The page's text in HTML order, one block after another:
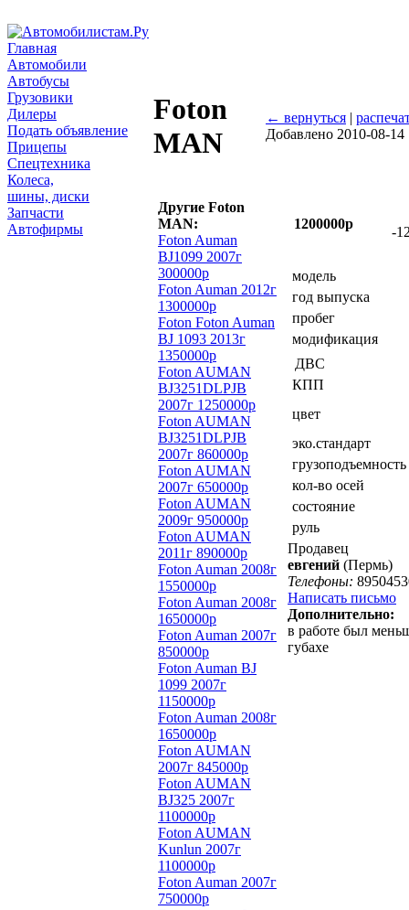
Главная
Автомобили
Автобусы
Грузовики
Дилеры
Подать объявление
Прицепы
Спецтехника
Колеса,
шины, диски
Запчасти
Автофирмы
Foton
MAN
← вернуться |
Добавлено 2010-08-14
Другие Foton
MAN:
Foton Auman
BJ1099 2007г
300000р
Foton Auman 2012г
1300000р
Foton Foton Auman
BJ 1093 2013г
1350000р
Foton AUMAN
BJ3251DLPJB
2007г 1250000р
Foton AUMAN
BJ3251DLPJB
2007г 860000р
Foton AUMAN
2007г 650000р
Foton AUMAN
2009г 950000р
Foton AUMAN
2011г 890000р
Foton Auman 2008г
1550000р
Foton Auman 2008г
1650000р
Foton Auman 2007г
850000р
Foton Auman BJ
1099 2007г
1150000р
Foton Auman 2008г
1650000р
Foton AUMAN
2007г 845000р
Foton AUMAN
BJ325 2007г
1100000р
Foton AUMAN
Kunlun 2007г
1100000р
Foton Auman 2007г
750000р
1200000р
-
модель
год выпуска
пробег
модификация
ДВС
КПП
цвет
эко.стандарт
грузоподъемность
кол-во осей
состояние
руль
Продавец
евгений (Пермь)
Телефоны:
Написать письмо
Дополнительно:
в работе был
губахе